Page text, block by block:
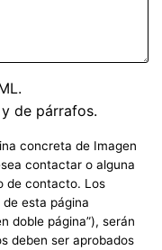
de párrafos.
concreta de Imagen
contactar o alguna
de contacto. Los
esta página
doble página”), serán
deben ser aprobados